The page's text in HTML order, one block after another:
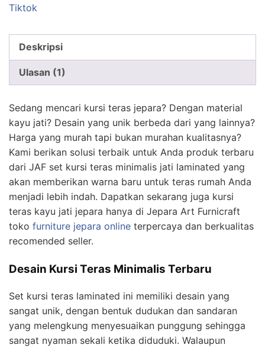
Tiktok
Deskripsi
Ulasan (1)
Sedang mencari kursi teras jepara? Dengan material
kayu jati? Desain yang unik berbeda dari yang lainnya?
Harga yang murah tapi bukan murahan kualitasnya?
Kami berikan solusi terbaik untuk Anda produk terbaru
dari JAF set kursi teras minimalis jati laminated yang
akan memberikan warna baru untuk teras rumah Anda
menjadi lebih indah. Dapatkan sekarang juga kursi
teras kayu jati jepara hanya di Jepara Art Furnicraft
toko furniture jepara online terpercaya dan berkualitas
recomended seller.
Desain Kursi Teras Minimalis Terbaru
Set kursi teras laminated ini memiliki desain yang
sangat unik, dengan bentuk dudukan dan sandaran
yang melengkung menyesuaikan punggung sehingga
sangat nyaman sekali ketika diduduki. Walaupun